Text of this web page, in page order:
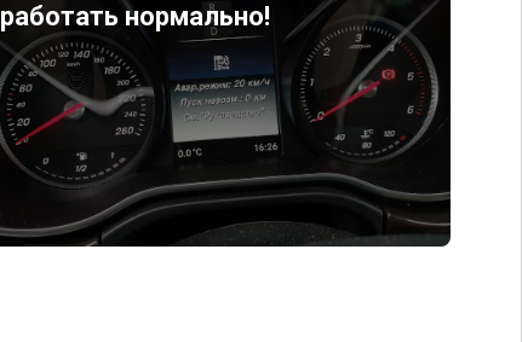
работать нормально!